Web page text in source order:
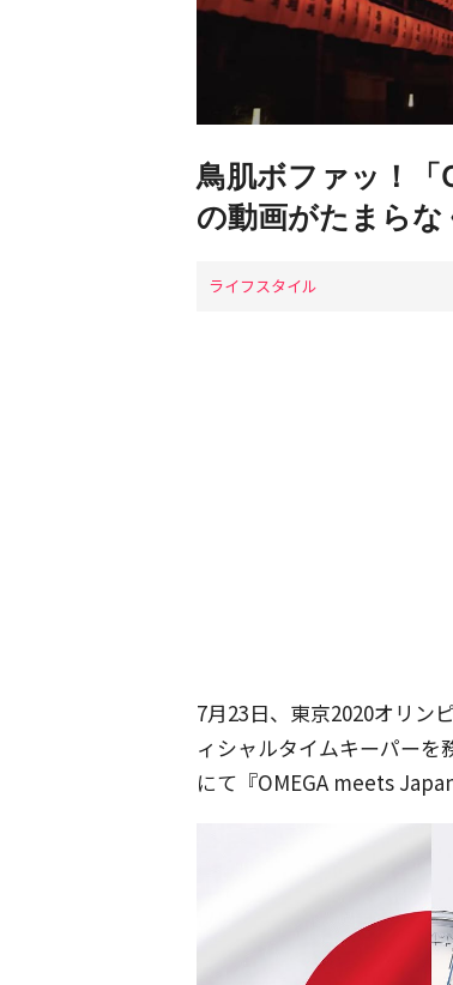
鳥肌ボファッ！「
の動画がたまらな
ライフスタイル
7月23日、東京2020オリン
ィシャルタイムキーパーを
にて『OMEGA meets